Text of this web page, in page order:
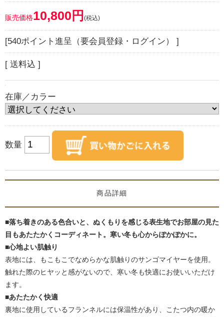
販売価格10,800円 (税込)
[540ポイント進呈（要会員登録・ログイン） ]
[ 送料込 ]
在庫／カラー
数量
商品詳細
■落ち着きのある色合いと、ぬくもりを感じる表生地でお部屋の見た
目もあたたかくコーディネート。寒い冬も心からぽかぽかに。
■心地よい肌触り
表地には、もこもこでなめらかな肌触りのサンゴマイヤーを使用。
触れた際のヒヤッと感がないので、寒い冬も快適にお使いいただけ
ます。
■あたたかく快適
裏地に使用しているフランネルには保温性があり、こたつ内の暖か